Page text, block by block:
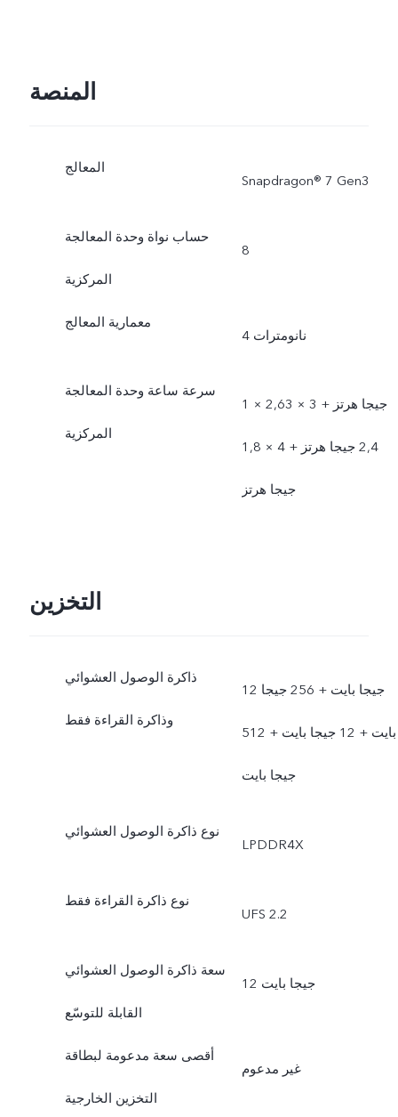
المنصة
المعالج
Snapdragon® 7 Gen3
حساب نواة وحدة المعالجة
المركزية
8
معمارية المعالج
4 نانومترات
سرعة ساعة وحدة المعالجة
المركزية
1 × 2,63 جيجا هرتز + 3 ×
2,4 جيجا هرتز + 4 × 1,8
جيجا هرتز
التخزين
ذاكرة الوصول العشوائي
وذاكرة القراءة فقط
12 جيجا بايت + 256 جيجا
بايت + 12 جيجا بايت + 512
جيجا بايت
نوع ذاكرة الوصول العشوائي
LPDDR4X
نوع ذاكرة القراءة فقط
UFS 2.2
سعة ذاكرة الوصول العشوائي
القابلة للتوسّع
12 جيجا بايت
أقصى سعة مدعومة لبطاقة
التخزين الخارجية
غير مدعوم